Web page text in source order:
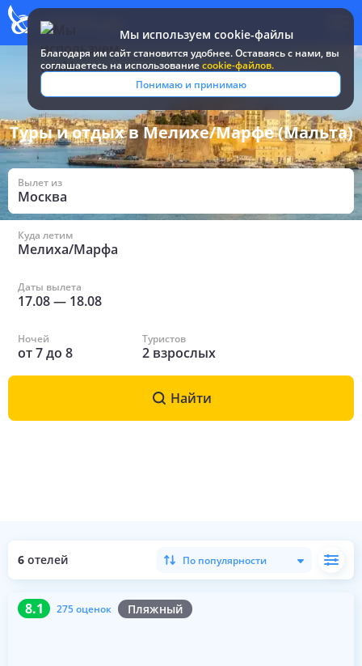
Мы используем cookie-файлы
Благодаря им сайт становится удобнее. Оставаясь c нами, вы
соглашаетесь на использованиеcookie-файлов.
Понимаю и принимаю
Все туры и путевки / Мальта / в Мелихе/Марфе
Туры и отдых в Мелихе/Марфе (Мальта)
Вылет из
Москва
Куда летим
Мелиха/Марфа
Даты вылета
17.08— 18.08
Ночей
от7до 8
Туристов
2 взрослых
Найти
6 отелей По популярности
8.1 275 оценок Пляжный
8.1 275 оценок